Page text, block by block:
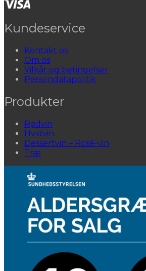
Kundeservice
Kontakt os
Om os
Vilkår og betingelser
Persondatapolitik
Produkter
Rødvin
Hvidvin
Dessertvin – Rosé-vin
Træ